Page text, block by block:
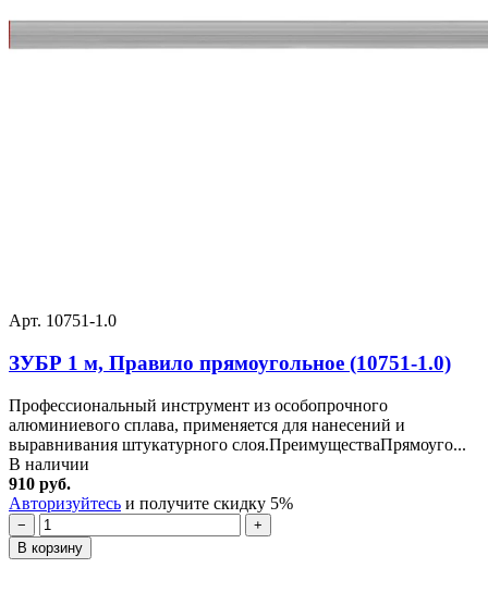
Арт. 10751-1.0
ЗУБР 1 м, Правило прямоугольное (10751-1.0)
Профессиональный инструмент из особопрочного
алюминиевого сплава, применяется для нанесений и
выравнивания штукатурного слоя.ПреимуществаПрямоуго...
В наличии
910 руб.
Авторизуйтесь и получите скидку 5%
−
+
В корзину